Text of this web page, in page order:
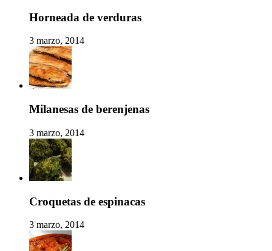
Horneada de verduras
3 marzo, 2014
Milanesas de berenjenas
3 marzo, 2014
Croquetas de espinacas
3 marzo, 2014